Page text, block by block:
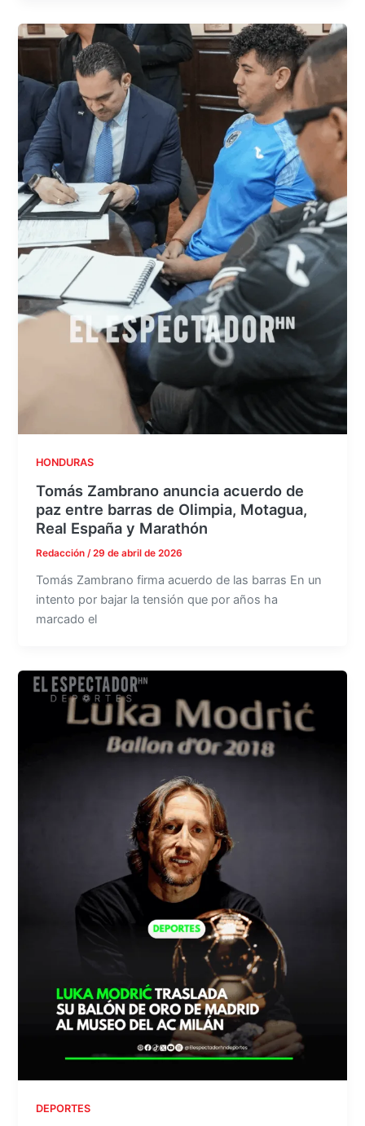
HONDURAS
Tomás Zambrano anuncia acuerdo de
paz entre barras de Olimpia, Motagua,
Real España y Marathón
Redacción /29 de abril de 2026
Tomás Zambrano firma acuerdo de las barras En un
intento por bajar la tensión que por años ha
marcado el
DEPORTES